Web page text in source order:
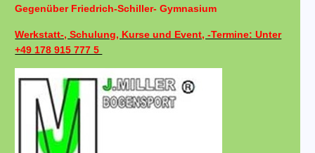
Gegenüber Friedrich-Schiller- Gymnasium
Werkstatt-, Schulung, Kurse und Event, -Termine: Unter
+49 178 915 777 5